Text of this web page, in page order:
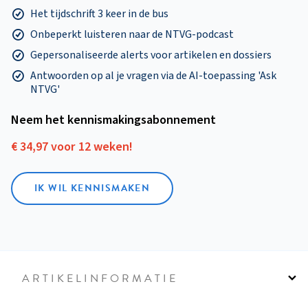
Het tijdschrift 3 keer in de bus
Onbeperkt luisteren naar de NTVG-podcast
Gepersonaliseerde alerts voor artikelen en dossiers
Antwoorden op al je vragen via de AI-toepassing 'Ask
NTVG'
Neem het kennismakings­abonnement
€ 34,97 voor 12 weken!
IK WIL KENNISMAKEN
ARTIKELINFORMATIE